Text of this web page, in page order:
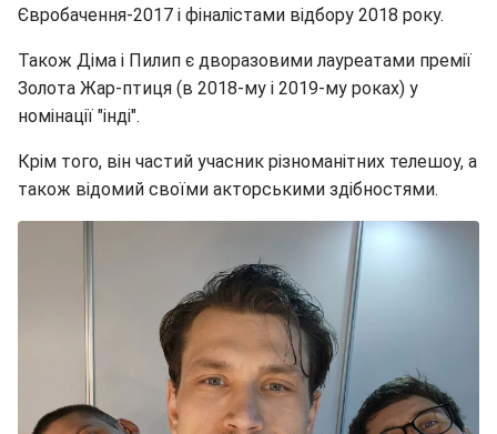
Євробачення-2017 і фіналістами відбору 2018 року.
Також Діма і Пилип є дворазовими лауреатами премії
Золота Жар-птиця (в 2018-му і 2019-му роках) у
номінації "інді".
Крім того, він частий учасник різноманітних телешоу, а
також відомий своїми акторськими здібностями.